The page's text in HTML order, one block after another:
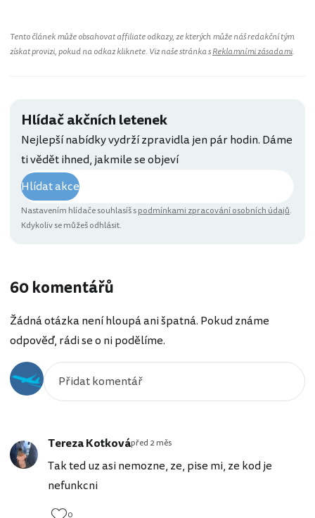
Tento článek může obsahovat affiliate odkazy, ze kterých může náš redakční tým
získat provizi, pokud na odkaz kliknete. Viz naše stránka sReklamními zásadami.
Hlídač akčních letenek
Nejlepší nabídky vydrží zpravidla jen pár hodin. Dáme
ti vědět ihned, jakmile se objeví
Hlídat akce
Nastavením hlídače souhlasíš spodmínkami zpracování osobních údajů.
Kdykoliv se můžeš odhlásit.
60 komentářů
Žádná otázka není hloupá ani špatná. Pokud známe
odpověď, rádi se o ni podělíme.
Tereza Kotkovápřed 2 měs
Tak ted uz asi nemozne, ze, pise mi, ze kod je
nefunkcni
0